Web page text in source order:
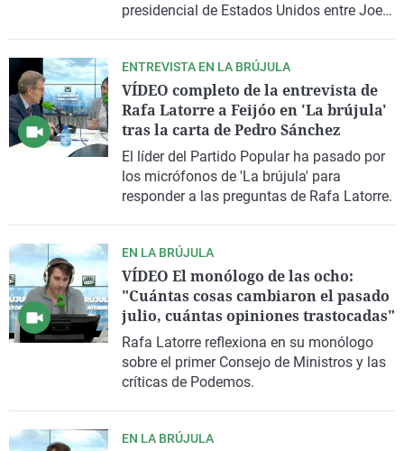
presidencial de Estados Unidos entre Joe
ENTREVISTA EN LA BRÚJULA
VÍDEO completo de la entrevista de
Rafa Latorre a Feijóo en 'La brújula'
tras la carta de Pedro Sánchez
El líder del Partido Popular ha pasado por
los micrófonos de 'La brújula' para
responder a las preguntas de Rafa Latorre.
EN LA BRÚJULA
VÍDEO El monólogo de las ocho:
"Cuántas cosas cambiaron el pasado
julio, cuántas opiniones trastocadas"
Rafa Latorre reflexiona en su monólogo
sobre el primer Consejo de Ministros y las
críticas de Podemos.
EN LA BRÚJULA